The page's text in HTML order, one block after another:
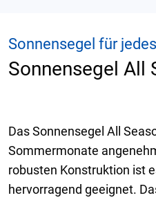
Sonnensegel für
Sonnensegel All
Das Sonnensegel All
Sommermonate
robusten Konstruktion ist
hervorragend geeignet.